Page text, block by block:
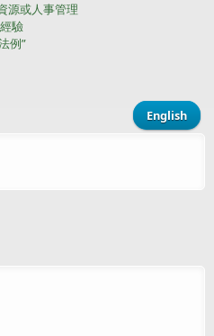
源或人事管理
驗
例”
English